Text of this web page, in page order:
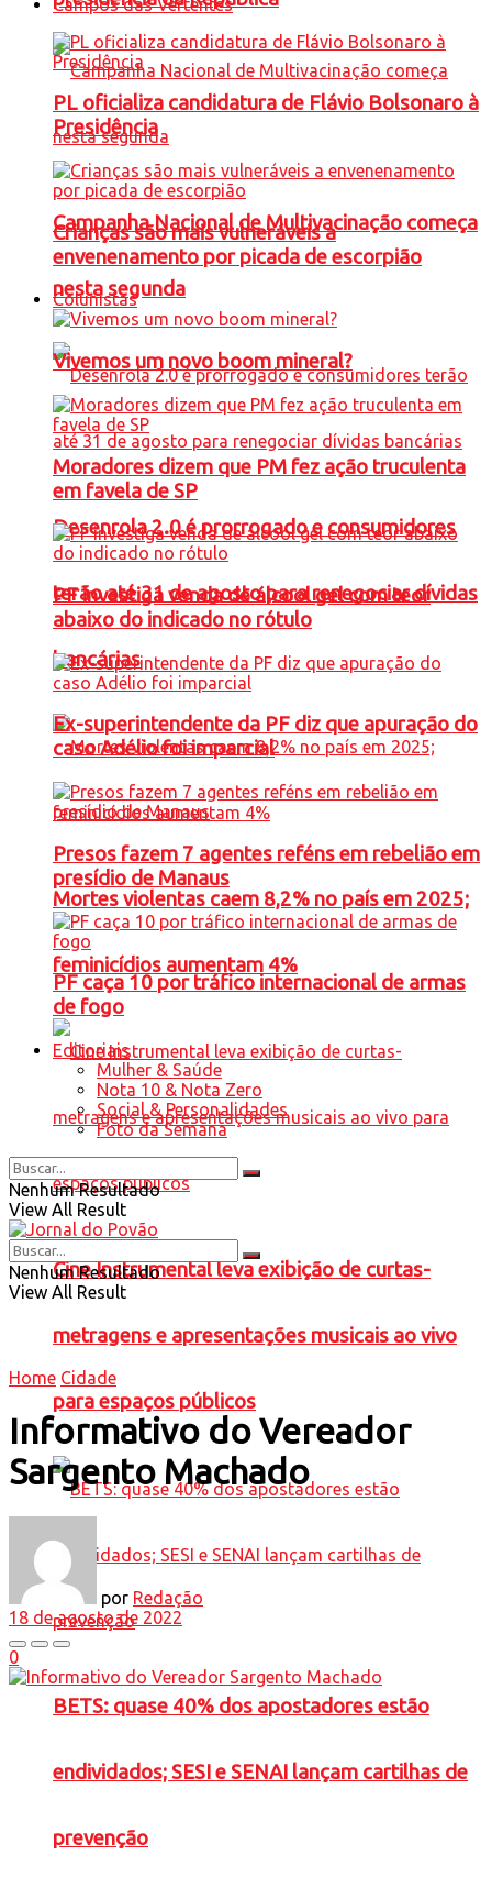
Campos das Vertentes
Campanha Nacional de Multivacinação começa
nesta segunda
Desenrola 2.0 é prorrogado e consumidores
terão até 31 de agosto para renegociar dívidas
bancárias
Mortes violentas caem 8,2% no país em 2025;
feminicídios aumentam 4%
Cine Instrumental leva exibição de curtas-
metragens e apresentações musicais ao vivo
para espaços públicos
BETS: quase 40% dos apostadores estão
endividados; SESI e SENAI lançam cartilhas de
prevenção
PL oficializa candidatura de Flávio Bolsonaro à
Presidência
Crianças são mais vulneráveis a
envenenamento por picada de escorpião
Colunistas
Vivemos um novo boom mineral?
Moradores dizem que PM fez ação truculenta
em favela de SP
PF investiga venda de álcool gel com teor
abaixo do indicado no rótulo
Ex-superintendente da PF diz que apuração do
caso Adélio foi imparcial
Presos fazem 7 agentes reféns em rebelião em
presídio de Manaus
PF caça 10 por tráfico internacional de armas
de fogo
Editoriais
Mulher & Saúde
Nota 10 & Nota Zero
Social & Personalidades
Foto da Semana
Nenhum Resultado
View All Result
Nenhum Resultado
View All Result
Home Cidade
Informativo do Vereador
Sargento Machado
por Redação
18 de agosto de 2022
0